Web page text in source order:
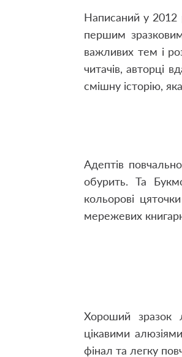
Написаний у 2012
першим
важливих тем і
читачів, авторці
смішну історію,
Адептів
обурить. Та
кольорові
мережевих
Хороший зразок
цікавими
фінал та легку